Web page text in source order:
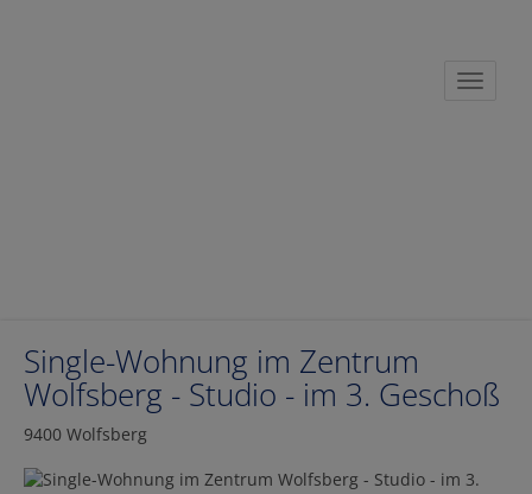
Single-Wohnung im Zentrum
Wolfsberg - Studio - im 3. Geschoß
9400 Wolfsberg